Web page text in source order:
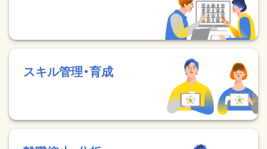
スキル管理・育成